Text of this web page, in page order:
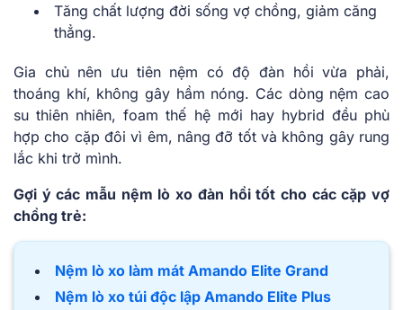
Tăng chất lượng đời sống vợ chồng, giảm căng
thẳng.
Gia chủ nên ưu tiên nệm có độ đàn hồi vừa phải,
thoáng khí, không gây hầm nóng. Các dòng nệm cao
su thiên nhiên, foam thế hệ mới hay hybrid đều phù
hợp cho cặp đôi vì êm, nâng đỡ tốt và không gây rung
lắc khi trở mình.
Gợi ý các mẫu nệm lò xo đàn hồi tốt cho các cặp vợ
chồng trẻ:
Nệm lò xo làm mát Amando Elite Grand
Nệm lò xo túi độc lập Amando Elite Plus